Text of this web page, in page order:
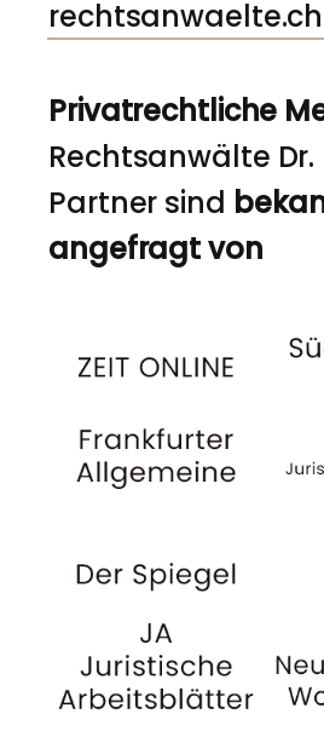
rechtsanwaelte.ch
Privatrechtliche
Rechtsanwälte Dr.
Partner sind
angefragt von